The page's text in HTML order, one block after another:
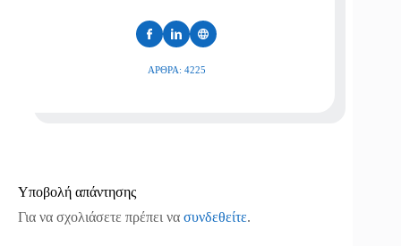
ΆΡΘΡΑ: 4225
Υποβολή απάντησης
Για να σχολιάσετε πρέπει να συνδεθείτε.